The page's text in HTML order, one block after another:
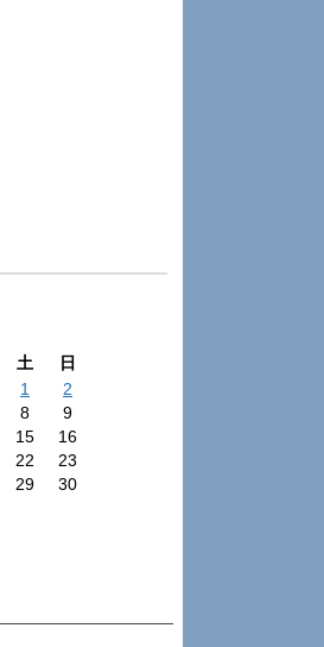
土
日
1
2
8
9
15
16
22
23
29
30